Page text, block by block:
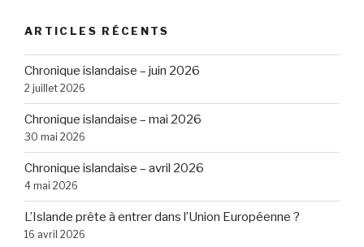
ARTICLES RÉCENTS
Chronique islandaise – juin 2026
2 juillet 2026
Chronique islandaise – mai 2026
30 mai 2026
Chronique islandaise – avril 2026
4 mai 2026
L’Islande prête à entrer dans l’Union Européenne ?
16 avril 2026